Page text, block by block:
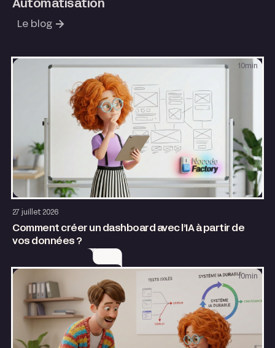
Automatisation
Le blog
27 juillet 2026
Comment créer un dashboard avec l’IA à partir de
vos données ?
10 min
10 min